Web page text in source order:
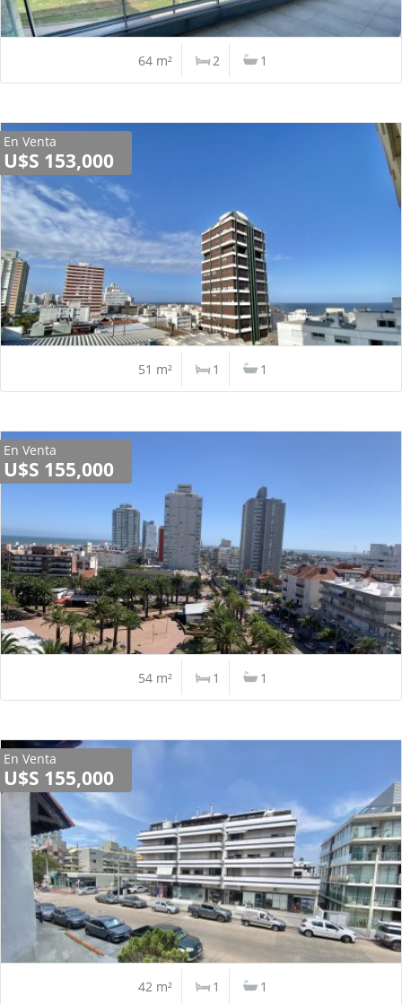
64 m² 2 1
En Venta
U$S 153,000
51 m² 1 1
En Venta
U$S 155,000
54 m² 1 1
En Venta
U$S 155,000
42 m² 1 1